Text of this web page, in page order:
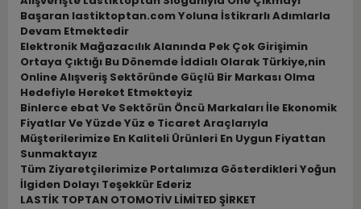
Başaran lastiktoptan.com Yoluna İstikrarlı Adımlarla
Devam Etmektedir
Elektronik Mağazacılık Alanında Pek Çok Girişimin
Ortaya Çıktığı Bu Dönemde İddialı Olarak Türkiye,nin
Online Alışveriş Sektöründe Güçlü Bir Markası Olma
Hedefiyle Hereket Etmekteyiz
Binlerce ebat Ve Sektörün Öncü Markaları İle Ekonomik
Fiyatlar Ve Yüzde Yüz e Ticaret Araçlarıyla
Müşterilerimize En Kaliteli Ürünleri En Uygun Fiyattan
Sunmaktayız
Tüm Ziyaretçilerimize Portalımıza Gösterdikleri Yoğun
İlgiden Dolayı Teşekkür Ederiz
LASTİK TOPTAN OTOMOTİV LİMİTED ŞİRKET